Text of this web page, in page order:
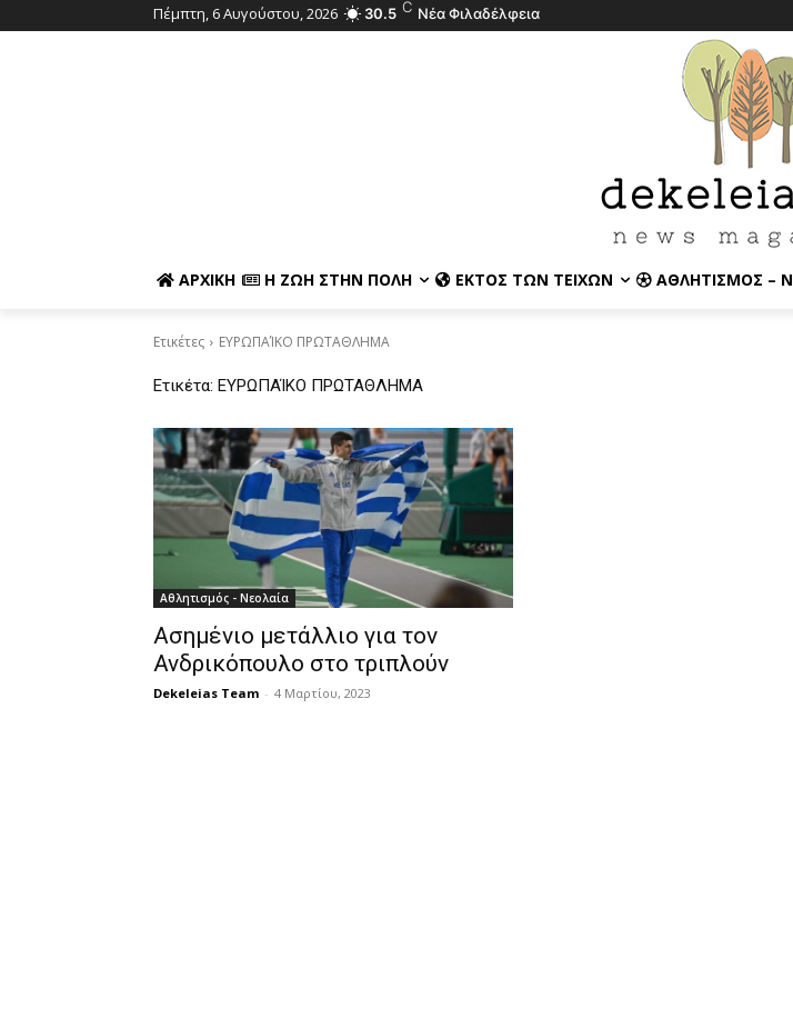
Πέμπτη, 6 Αυγούστου, 2026 30.5 C Νέα Φιλαδέλφεια
ΑΡΧΙΚΉ Η ΖΩΉ ΣΤΗΝ ΠΌΛΗ ΕΚΤΌΣ ΤΩΝ ΤΕΙΧΏΝ ΑΘΛΗΤΙΣΜΌΣ –
Ετικέτες ΕΥΡΩΠΑΊΚΟ ΠΡΩΤΑΘΛΗΜΑ
Ετικέτα: ΕΥΡΩΠΑΊΚΟ ΠΡΩΤΑΘΛΗΜΑ
Αθλητισμός - Νεολαία
Ασημένιο μετάλλιο για τον
Ανδρικόπουλο στο τριπλούν
Dekeleias Team - 4 Μαρτίου, 2023